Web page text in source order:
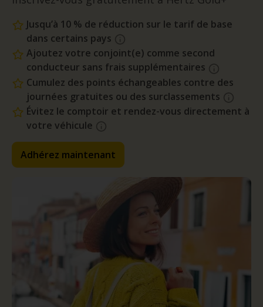
Jusqu’à 10 % de réduction sur le tarif de base
dans certains pays
Ajoutez votre conjoint(e) comme second
conducteur sans frais supplémentaires
Cumulez des points échangeables contre des
journées gratuites ou des surclassements
Évitez le comptoir et rendez-vous directement à
votre véhicule
Adhérez maintenant